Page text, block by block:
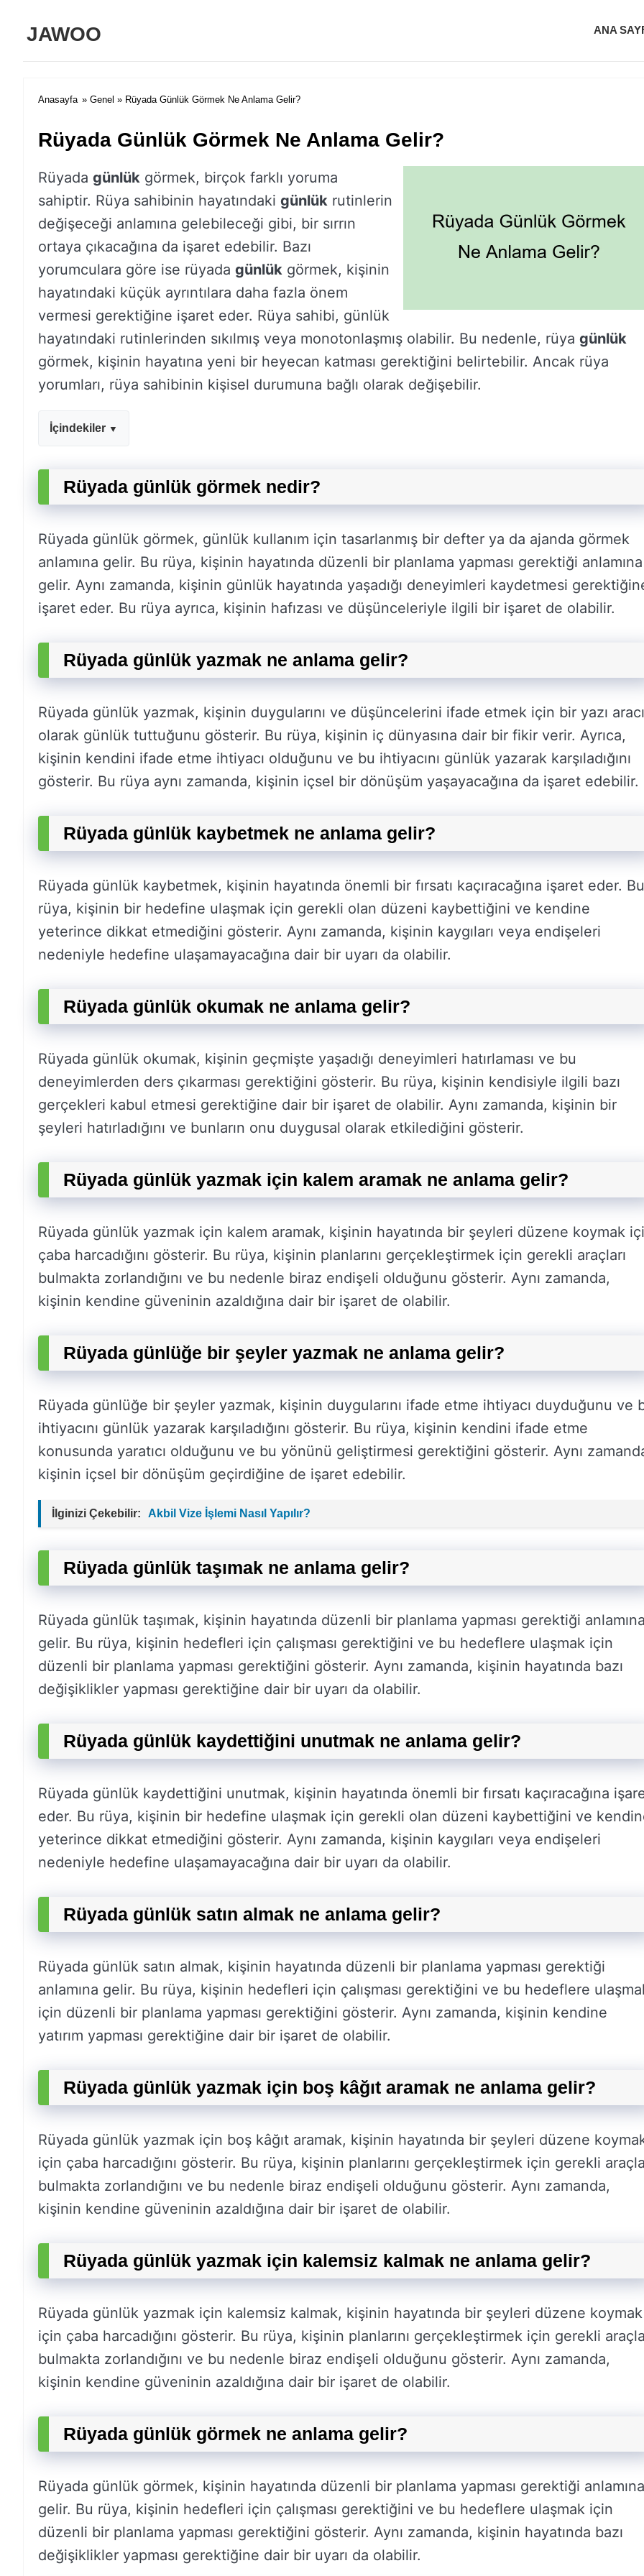
JAWOO ANA
Anasayfa » Genel » Rüyada Günlük Görmek Ne Anlama Gelir?
Rüyada Günlük Görmek Ne Anlama Gelir?
Rüyada günlük görmek, birçok farklı yoruma
sahiptir. Rüya sahibinin hayatındaki günlük rutinlerin
değişeceği anlamına gelebileceği gibi, bir sırrın
ortaya çıkacağına da işaret edebilir. Bazı
yorumculara göre ise rüyada günlük görmek, kişinin
hayatındaki küçük ayrıntılara daha fazla önem
vermesi gerektiğine işaret eder. Rüya sahibi, günlük
hayatındaki rutinlerinden sıkılmış veya monotonlaşmış olabilir. Bu nedenle, rüya günlük
görmek, kişinin hayatına yeni bir heyecan katması gerektiğini belirtebilir. Ancak rüya
yorumları, rüya sahibinin kişisel durumuna bağlı olarak değişebilir.
İçindekiler
Rüyada günlük görmek nedir?
Rüyada günlük görmek, günlük kullanım için tasarlanmış bir defter ya da ajanda görmek
anlamına gelir. Bu rüya, kişinin hayatında düzenli bir planlama yapması gerektiği anlamına
gelir. Aynı zamanda, kişinin günlük hayatında yaşadığı deneyimleri kaydetmesi
işaret eder. Bu rüya ayrıca, kişinin hafızası ve düşünceleriyle ilgili bir işaret de olabilir.
Rüyada günlük yazmak ne anlama gelir?
Rüyada günlük yazmak, kişinin duygularını ve düşüncelerini ifade etmek için bir yazı aracı
olarak günlük tuttuğunu gösterir. Bu rüya, kişinin iç dünyasına dair bir fikir verir. Ayrıca,
kişinin kendini ifade etme ihtiyacı olduğunu ve bu ihtiyacını günlük yazarak karşıladığını
gösterir. Bu rüya aynı zamanda, kişinin içsel bir dönüşüm yaşayacağına da işaret edebilir.
Rüyada günlük kaybetmek ne anlama gelir?
Rüyada günlük kaybetmek, kişinin hayatında önemli bir fırsatı kaçıracağına işaret eder. Bu
rüya, kişinin bir hedefine ulaşmak için gerekli olan düzeni kaybettiğini ve kendine
yeterince dikkat etmediğini gösterir. Aynı zamanda, kişinin kaygıları veya endişeleri
nedeniyle hedefine ulaşamayacağına dair bir uyarı da olabilir.
Rüyada günlük okumak ne anlama gelir?
Rüyada günlük okumak, kişinin geçmişte yaşadığı deneyimleri hatırlaması ve bu
deneyimlerden ders çıkarması gerektiğini gösterir. Bu rüya, kişinin kendisiyle ilgili bazı
gerçekleri kabul etmesi gerektiğine dair bir işaret de olabilir. Aynı zamanda, kişinin bir
şeyleri hatırladığını ve bunların onu duygusal olarak etkilediğini gösterir.
Rüyada günlük yazmak için kalem aramak ne anlama gelir?
Rüyada günlük yazmak için kalem aramak, kişinin hayatında bir şeyleri düzene koymak
çaba harcadığını gösterir. Bu rüya, kişinin planlarını gerçekleştirmek için gerekli araçları
bulmakta zorlandığını ve bu nedenle biraz endişeli olduğunu gösterir. Aynı zamanda,
kişinin kendine güveninin azaldığına dair bir işaret de olabilir.
Rüyada günlüğe bir şeyler yazmak ne anlama gelir?
Rüyada günlüğe bir şeyler yazmak, kişinin duygularını ifade etme ihtiyacı duyduğunu ve
ihtiyacını günlük yazarak karşıladığını gösterir. Bu rüya, kişinin kendini ifade etme
konusunda yaratıcı olduğunu ve bu yönünü geliştirmesi gerektiğini gösterir. Aynı
kişinin içsel bir dönüşüm geçirdiğine de işaret edebilir.
İlginizi Çekebilir: Akbil Vize İşlemi Nasıl Yapılır?
Rüyada günlük taşımak ne anlama gelir?
Rüyada günlük taşımak, kişinin hayatında düzenli bir planlama yapması gerektiği
gelir. Bu rüya, kişinin hedefleri için çalışması gerektiğini ve bu hedeflere ulaşmak için
düzenli bir planlama yapması gerektiğini gösterir. Aynı zamanda, kişinin hayatında bazı
değişiklikler yapması gerektiğine dair bir uyarı da olabilir.
Rüyada günlük kaydettiğini unutmak ne anlama gelir?
Rüyada günlük kaydettiğini unutmak, kişinin hayatında önemli bir fırsatı kaçıracağına
eder. Bu rüya, kişinin bir hedefine ulaşmak için gerekli olan düzeni kaybettiğini ve
yeterince dikkat etmediğini gösterir. Aynı zamanda, kişinin kaygıları veya endişeleri
nedeniyle hedefine ulaşamayacağına dair bir uyarı da olabilir.
Rüyada günlük satın almak ne anlama gelir?
Rüyada günlük satın almak, kişinin hayatında düzenli bir planlama yapması gerektiği
anlamına gelir. Bu rüya, kişinin hedefleri için çalışması gerektiğini ve bu hedeflere
için düzenli bir planlama yapması gerektiğini gösterir. Aynı zamanda, kişinin kendine
yatırım yapması gerektiğine dair bir işaret de olabilir.
Rüyada günlük yazmak için boş kâğıt aramak ne anlama gelir?
Rüyada günlük yazmak için boş kâğıt aramak, kişinin hayatında bir şeyleri düzene
için çaba harcadığını gösterir. Bu rüya, kişinin planlarını gerçekleştirmek için gerekli
bulmakta zorlandığını ve bu nedenle biraz endişeli olduğunu gösterir. Aynı zamanda,
kişinin kendine güveninin azaldığına dair bir işaret de olabilir.
Rüyada günlük yazmak için kalemsiz kalmak ne anlama gelir?
Rüyada günlük yazmak için kalemsiz kalmak, kişinin hayatında bir şeyleri düzene koymak
için çaba harcadığını gösterir. Bu rüya, kişinin planlarını gerçekleştirmek için gerekli
bulmakta zorlandığını ve bu nedenle biraz endişeli olduğunu gösterir. Aynı zamanda,
kişinin kendine güveninin azaldığına dair bir işaret de olabilir.
Rüyada günlük görmek ne anlama gelir?
Rüyada günlük görmek, kişinin hayatında düzenli bir planlama yapması gerektiği anlamına
gelir. Bu rüya, kişinin hedefleri için çalışması gerektiğini ve bu hedeflere ulaşmak için
düzenli bir planlama yapması gerektiğini gösterir. Aynı zamanda, kişinin hayatında bazı
değişiklikler yapması gerektiğine dair bir uyarı da olabilir.